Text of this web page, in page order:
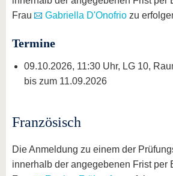
Frau
Gabriella D'Onofrio zu
Termine
09.10.2026, 11:30 Uhr, LG 10,
bis zum 11.09.2026
Französisch
Die Anmeldung zu einem der
innerhalb der angegebenen Frist per